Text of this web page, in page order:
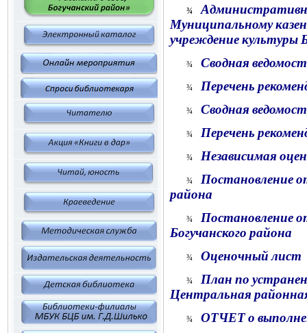
¾
Муниципальному
учреждение культуры
¾ Сводная
¾ Перечень
¾ Сводная
¾ Перечень
¾ Независимая
¾
Постановление
района
¾
Постановление
Богучанского района
¾ Оценочный лист
¾
План по
Центральная
¾ ОТЧЕТ о